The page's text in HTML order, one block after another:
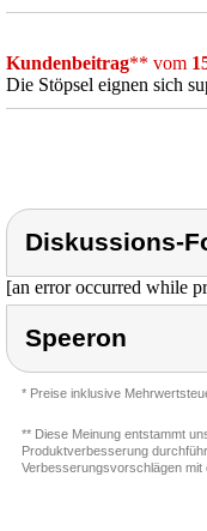
Kundenbeitrag** vom
Die Stöpsel eignen sich
Diskussions-
[an error occurred while
Speeron
* Preise inklusive
** Diese Meinung entstammt
Produktverbesserung
Verbesserungsvorschlägen mit